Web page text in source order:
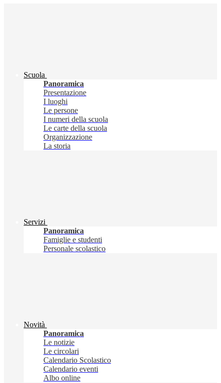
Scuola
Panoramica
Presentazione
I luoghi
Le persone
I numeri della scuola
Le carte della scuola
Organizzazione
La storia
Servizi
Panoramica
Famiglie e studenti
Personale scolastico
Novità
Panoramica
Le notizie
Le circolari
Calendario Scolastico
Calendario eventi
Albo online